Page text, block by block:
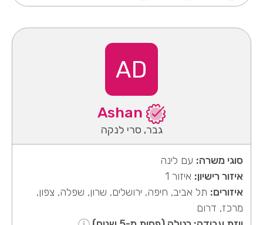
AD
גבר, סרי לנקה
סוגי משרה: עם לינה
איזור רישיון: איזור 1
איזורים: תל אביב, חיפה, ירושלים, שרון, שפלה, צפון,
מרכז, דרום